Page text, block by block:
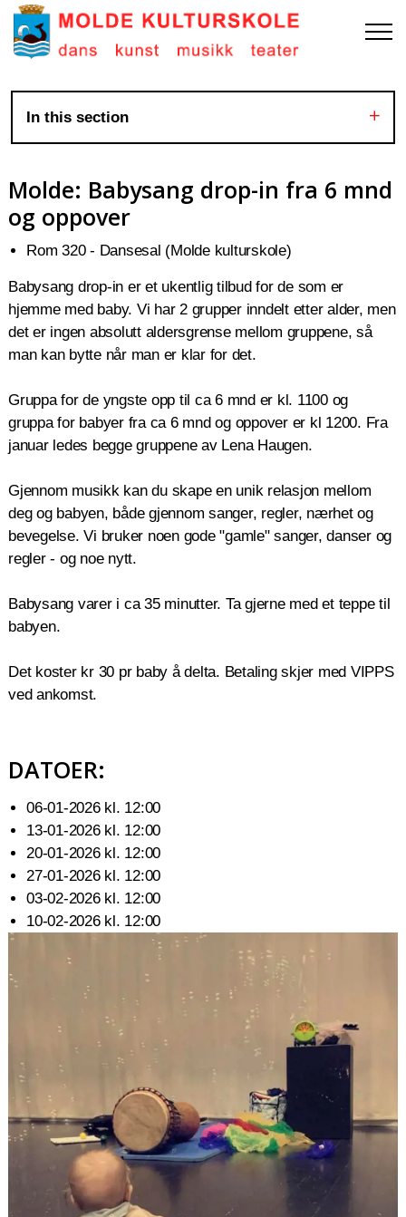
In this section
Molde: Babysang drop-in fra 6 mnd
og oppover
Rom 320 - Dansesal (Molde kulturskole)
Babysang drop-in er et ukentlig tilbud for de som er
hjemme med baby. Vi har 2 grupper inndelt etter alder, men
det er ingen absolutt aldersgrense mellom gruppene, så
man kan bytte når man er klar for det.
Gruppa for de yngste opp til ca 6 mnd er kl. 1100 og
gruppa for babyer fra ca 6 mnd og oppover er kl 1200. Fra
januar ledes begge gruppene av Lena Haugen.
Gjennom musikk kan du skape en unik relasjon mellom
deg og babyen, både gjennom sanger, regler, nærhet og
bevegelse. Vi bruker noen gode "gamle" sanger, danser og
regler - og noe nytt.
Babysang varer i ca 35 minutter. Ta gjerne med et teppe til
babyen.
Det koster kr 30 pr baby å delta. Betaling skjer med VIPPS
ved ankomst.
DATOER:
06-01-2026 kl. 12:00
13-01-2026 kl. 12:00
20-01-2026 kl. 12:00
27-01-2026 kl. 12:00
03-02-2026 kl. 12:00
10-02-2026 kl. 12:00